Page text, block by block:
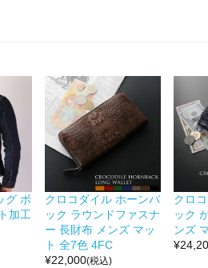
グ ボ
加工
クロコダイル ホーンバ
ック ラウンドファスナ
ー 長財布 メンズ マッ
ト 全7色 4FC
¥22,000(税込)
クロ
ック
ンズ
¥